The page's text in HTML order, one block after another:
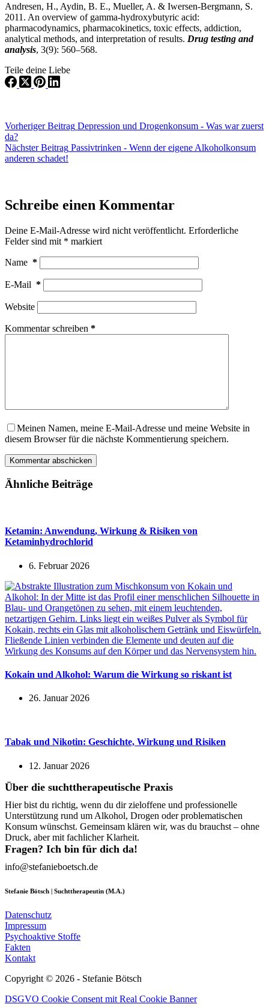
Andresen, H., Aydin, B. E., Mueller, A. & Iwersen-Bergmann, S.
2011. An overview of gamma-hydroxybutyric acid:
pharmacodynamics, pharmacokinetics, toxic effects, addiction,
analytical methods, and interpretation of results. Drug testing and
analysis, 3(9): 560–568.
Teile deine Liebe
VorherigerBeitrag Depression und Drogenkonsum - Was war zuerst
da?
NächsterBeitrag Passivtrinken - Wenn der eigene Alkoholkonsum
anderen schadet!
Schreibe einen Kommentar
Deine E-Mail-Adresse wird nicht veröffentlicht. Erforderliche
Felder sind mit * markiert
Name *
E-Mail *
Website
Kommentar schreiben *
Meinen Namen, meine E-Mail-Adresse und meine Website in
diesem Browser für die nächste Kommentierung speichern.
Kommentar abschicken
Ähnliche Beiträge
Ketamin: Anwendung, Wirkung & Risiken von
Ketaminhydrochlorid
6. Februar 2026
Kokain und Alkohol: Warum die Wirkung so riskant ist
26. Januar 2026
Tabak und Nikotin: Geschichte, Wirkung und Risiken
12. Januar 2026
Über die suchttherapeutische Praxis
Hier bist du richtig, wenn du dir zieloffene und professionelle
Unterstützung rund um Alkohol, Drogen oder problematischen
Konsum wünschst. Gemeinsam klären wir, was du brauchst – ohne
Druck, aber mit fachlicher Klarheit.
Fragen? Ich bin für dich da!
info@stefanieboetsch.de
Stefanie Bötsch | Suchttherapeutin (M.A.)
Datenschutz
Impressum
Psychoaktive Stoffe
Fakten
Kontakt
Copyright © 2026 - Stefanie Bötsch
DSGVO Cookie Consent mit Real Cookie Banner